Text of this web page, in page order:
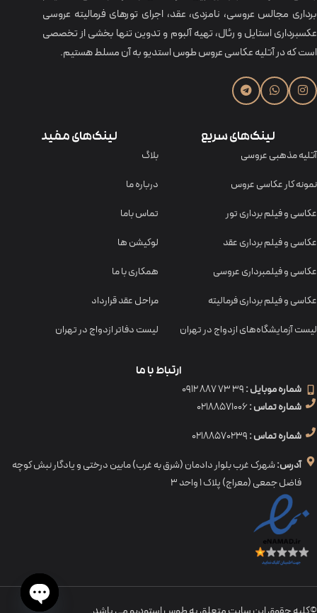
برداری مجالس عروسی، نامزدی، عقد، اجرای تورهای فرمالیته عروسی
عکسبرداری استایل و رئال، تهیه آلبوم و تدوین تنها بخشی از تخصصی
است که در آتلیه عکاسی عروس طوس استدیو به آن مسلط هستیم.
لینک‌های سریع
آتلیه مذهبی عروسی
نمونه کار عکاسی عروس
عکاسی و فیلم برداری تور
عکاسی و فیلم برداری عقد
عکاسی و فیلمبرداری عروسی
عکاسی و فیلم برداری فرمالیته
لیست آزمایشگاه‌های ازدواج در تهران
لینک‌های مفید
بلاگ
درباره ما
تماس باما
لوکیشن ها
همکاری با ما
مراحل عقد قرارداد
لیست دفاتر ازدواج در تهران
ارتباط با ما
شماره موبایل :
شماره تماس :
شماره تماس :
آدرس:شهرک غرب بلوار دادمان (شرق به غرب) مابین درختی و یادگار نبش کوچه
فاضل جمعی (معراج) پلاک ۱ واحد ۳